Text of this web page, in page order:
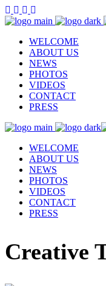
WELCOME
ABOUT US
NEWS
PHOTOS
VIDEOS
CONTACT
PRESS
WELCOME
ABOUT US
NEWS
PHOTOS
VIDEOS
CONTACT
PRESS
Creative